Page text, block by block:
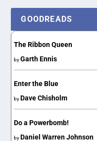
GOODREADS
The Ribbon Queen
byGarth Ennis
Enter the Blue
by Dave Chisholm
Do a Powerbomb!
by Daniel Warren Johnson